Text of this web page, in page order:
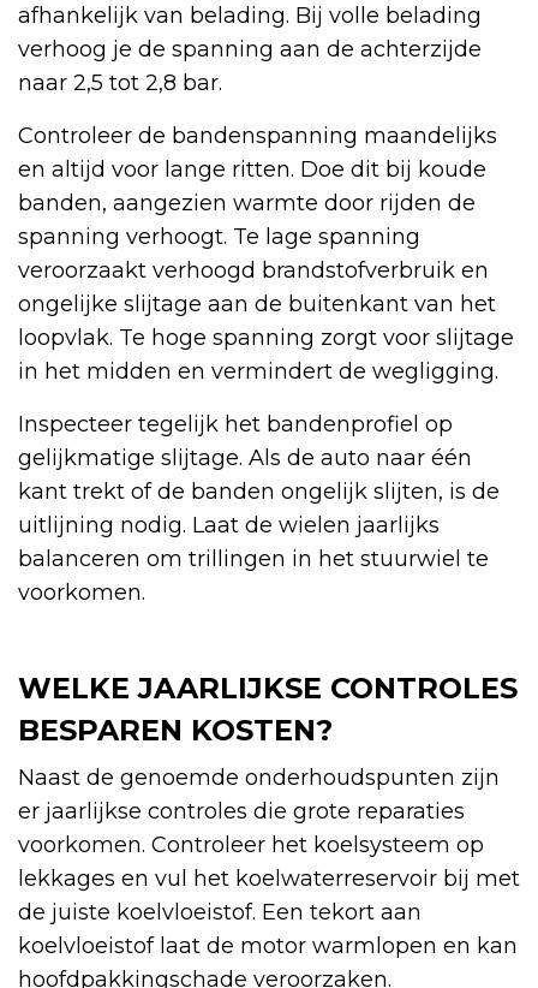
afhankelijk van belading. Bij volle belading
verhoog je de spanning aan de achterzijde
naar 2,5 tot 2,8 bar.
Controleer de bandenspanning maandelijks
en altijd voor lange ritten. Doe dit bij koude
banden, aangezien warmte door rijden de
spanning verhoogt. Te lage spanning
veroorzaakt verhoogd brandstofverbruik en
ongelijke slijtage aan de buitenkant van het
loopvlak. Te hoge spanning zorgt voor slijtage
in het midden en vermindert de wegligging.
Inspecteer tegelijk het bandenprofiel op
gelijkmatige slijtage. Als de auto naar één
kant trekt of de banden ongelijk slijten, is de
uitlijning nodig. Laat de wielen jaarlijks
balanceren om trillingen in het stuurwiel te
voorkomen.
WELKE JAARLIJKSE CONTROLES
BESPAREN KOSTEN?
Naast de genoemde onderhoudspunten zijn
er jaarlijkse controles die grote reparaties
voorkomen. Controleer het koelsysteem op
lekkages en vul het koelwaterreservoir bij met
de juiste koelvloeistof. Een tekort aan
koelvloeistof laat de motor warmlopen en kan
hoofdpakkingschade veroorzaken.